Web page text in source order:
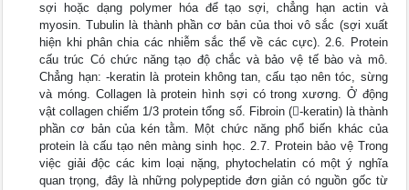
sợi hoặc dạng polymer hóa để tạo sợi, chẳng hạn actin và
myosin. Tubulin là thành phần cơ bản của thoi vô sắc (sợi xuất
hiện khi phân chia các nhiễm sắc thể về các cực). 2.6. Protein
cấu trúc Có chức năng tạo độ chắc và bảo vệ tế bào và mô.
Chẳng hạn: -keratin là protein không tan, cấu tạo nên tóc, sừng
và móng. Collagen là protein hình sợi có trong xương. Ở động
vật collagen chiếm 1/3 protein tổng số. Fibroin (-keratin) là thành
phần cơ bản của kén tằm. Một chức năng phổ biến khác của
protein là cấu tạo nên màng sinh học. 2.7. Protein bảo vệ Trong
việc giải độc các kim loại nặng, phytochelatin có một ý nghĩa
quan trọng, đây là những polypeptide đơn giản có nguồn gốc từ